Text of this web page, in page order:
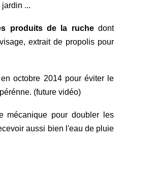
...
produits de la ruchedont
extrait de propolis pour
en octobre 2014 pour éviter le
(future vidéo)
mécanique pour doubler les
aussi bien l'eau de pluie